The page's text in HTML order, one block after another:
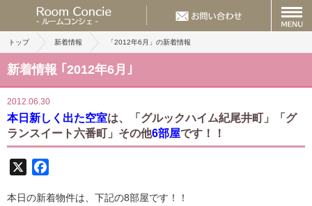
トップ 新着情報 「2012年6月」の新着情報
新着情報 ｢2012年6月｣
2012.06.30
本日新しく出た空室は、「グルックハイム紀尾井町」「グ
ランスイート六番町」その他6部屋です！！
本日の新着物件は、下記の8部屋です！！